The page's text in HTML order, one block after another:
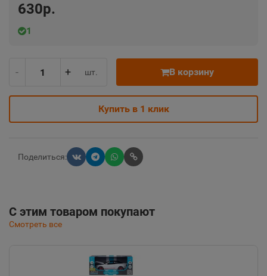
630р.
1
- + шт. В корзину
Купить в 1 клик
Поделиться:
С этим товаром покупают
Смотреть все